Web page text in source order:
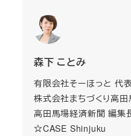
森下 ことみ
有限会社そーほっと 代
株式会社まちづくり高
高田馬場経済新聞 編集
☆CASE Shinjuku